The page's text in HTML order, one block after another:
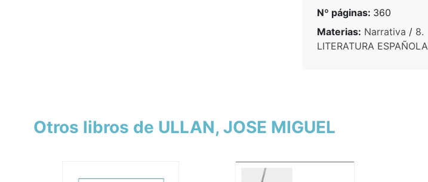
Nº páginas: 360
Materias: Narrativa / 8.
LITERATURA ESPAÑOLA
Otros libros de ULLAN, JOSE MIGUEL